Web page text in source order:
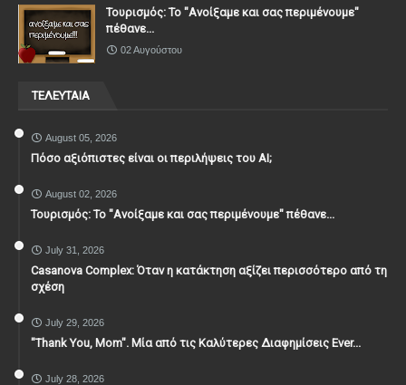
Τουρισμός: Το "Ανοίξαμε και σας περιμένουμε"
πέθανε...
02 Αυγούστου
ΤΕΛΕΥΤΑΙΑ
August 05, 2026
Πόσο αξιόπιστες είναι οι περιλήψεις του ΑΙ;
August 02, 2026
Τουρισμός: Το "Ανοίξαμε και σας περιμένουμε" πέθανε...
July 31, 2026
Casanova Complex: Όταν η κατάκτηση αξίζει περισσότερο από τη
σχέση
July 29, 2026
"Thank You, Mοm". Μία από τις Καλύτερες Διαφημίσεις Ever...
July 28, 2026